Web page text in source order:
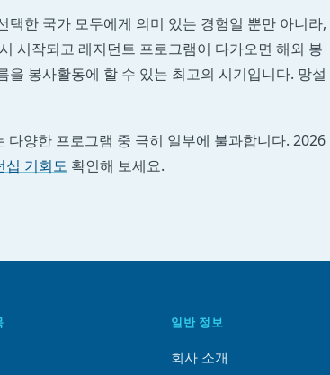
한 국가 모두에게 의미 있는 경험일 뿐만 아니라,
시작되고 레지던트 프로그램이 다가오면 해외 봉
봉사활동에 할 수 있는 최고의 시기입니다. 망설
양한 프로그램 중 극히 일부에 불과합니다. 2026
십 기회도 확인해 보세요.
일반 정보
회사 소개